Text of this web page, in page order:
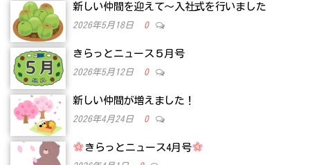
新しい仲間を迎えて～入社式を行いました
2026年5月18日 0
きらっとニュース５月号
2026年5月12日 0
新しい仲間が増えました！
2026年4月24日 0
きらっとニュース4月号